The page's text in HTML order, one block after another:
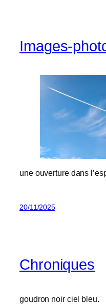
Images-
une ouverture dans
20/11/2025
Chroniques
goudron noir ciel bleu.